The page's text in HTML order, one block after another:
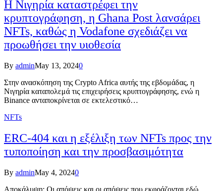
Η Νιγηρία καταστρέφει την
κρυπτογράφηση, η Ghana Post λανσάρει
NFTs, καθώς η Vodafone σχεδιάζει να
προωθήσει την υιοθεσία
By adminMay 13, 20240
Στην ανασκόπηση της Crypto Africa αυτής της εβδομάδας, η
Νιγηρία καταπολεμά τις επιχειρήσεις κρυπτογράφησης, ενώ η
Binance ανταποκρίνεται σε εκτελεστικό…
NFTs
ERC-404 και η εξέλιξη των NFTs προς την
τυποποίηση και την προσβασιμότητα
By adminMay 4, 20240
Αποκάλυψη: Οι απόψεις και οι απόψεις που εκφράζονται εδώ